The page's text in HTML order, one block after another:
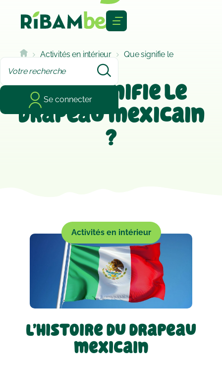
Se connecter
Activités en intérieur
Que signifie le
drapeau mexicain ?
Que signifie le
drapeau mexicain
?
Activités en intérieur
L’histoire du drapeau
mexicain
Cookies management panel